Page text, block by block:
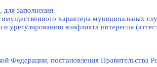
заполнения
характера муниципальных
конфликта интересов
Федерации, постановления Правительства